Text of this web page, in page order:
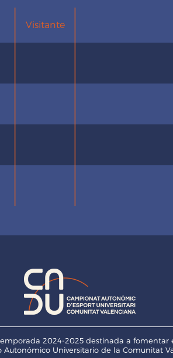
Visitante
2024-2025 destinada a
Universitario de la Comunitat